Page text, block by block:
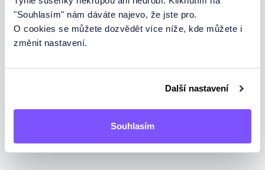
"Souhlasím" nám dáváte najevo, že jste pro.
O cookies se můžete dozvědět více níže, kde můžete i
změnit nastavení.
Další nastavení
Souhlasím
alle vor.
Trvání:90 min